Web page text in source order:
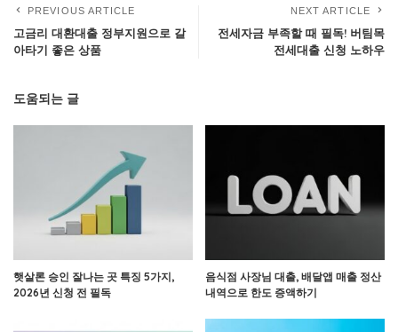
PREVIOUS ARTICLE
고금리 대환대출 정부지원으로 갈
아타기 좋은 상품
NEXT ARTICLE
전세자금 부족할 때 필독! 버팀목
전세대출 신청 노하우
도움되는 글
햇살론 승인 잘나는 곳 특징 5가지,
2026년 신청 전 필독
음식점 사장님 대출, 배달앱 매출 정산
내역으로 한도 증액하기